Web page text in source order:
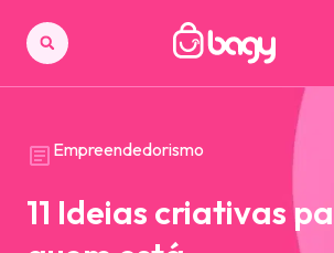
Empreendedorismo
11 Ideias criativas